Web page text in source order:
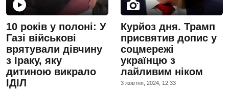
10 років у полоні: У
Газі військові
врятували дівчину
з Іраку, яку
дитиною викрало
ІДІЛ
Курйоз дня. Трамп
присвятив допис у
соцмережі
українцю з
лайливим ніком
3 жовтня, 2024, 12:33